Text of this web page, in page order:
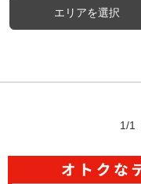
エリアを選択
1/1